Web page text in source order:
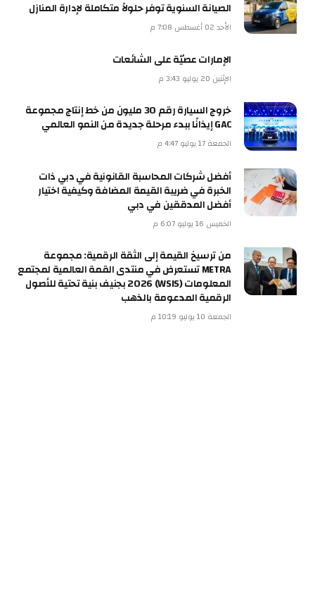
الصيانة السنوية توفر حلولاً متكاملة لإدارة المنازل
الأحد 02 أغسطس 7:08 م
الإمارات عصيّة على الشائعات
الإثنين 20 يوليو 3:43 م
خروج السيارة رقم 30 مليون من خط إنتاج مجموعة
GAC إيذانًا ببدء مرحلة جديدة من النمو العالمي
الجمعة 17 يوليو 4:47 م
أفضل شركات المحاسبة القانونية في دبي ذات
الخبرة في ضريبة القيمة المضافة وكيفية اختيار
أفضل المدققين في دبي
الخميس 16 يوليو 6:07 م
من ترسيخ القيمة إلى الثقة الرقمية: مجموعة
METRA تستعرض في منتدى القمة العالمية لمجتمع
المعلومات (WSIS) 2026 بجنيف بنية تحتية للأصول
الرقمية المدعومة بالذهب
الجمعة 10 يوليو 10:19 م